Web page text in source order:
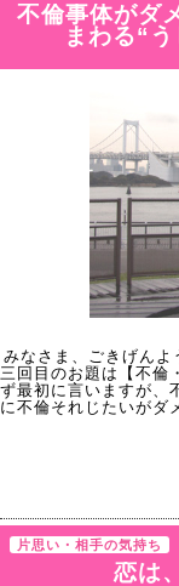
不倫事体がダ
まわる“
みなさま、ごきげん
三回目のお題は【不倫
ず最初に言いますが、
に不倫それじたいがダ
片思い・相手の気持ち
恋は